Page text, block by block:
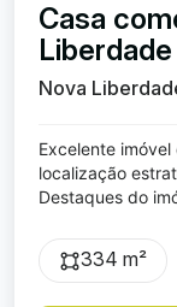
Casa
Liberdade
Nova
Excelente
localização
Destaques do
334 m²